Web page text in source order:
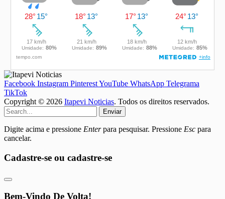
Facebook Instagram PinterestYouTube WhatsApp Telegrama
TikTok
Copyright © 2026 Itapevi Noticias. Todos os direitos reservados.
Enviar
Digite acima e pressione Enterpara pesquisar. Pressione Esc para
cancelar.
Cadastre-se ou cadastre-se
Bem-Vindo De Volta!